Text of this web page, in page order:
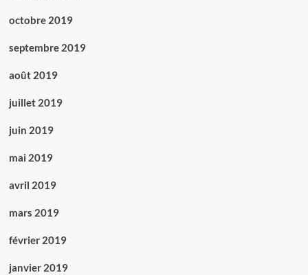
octobre 2019
septembre 2019
août 2019
juillet 2019
juin 2019
mai 2019
avril 2019
mars 2019
février 2019
janvier 2019